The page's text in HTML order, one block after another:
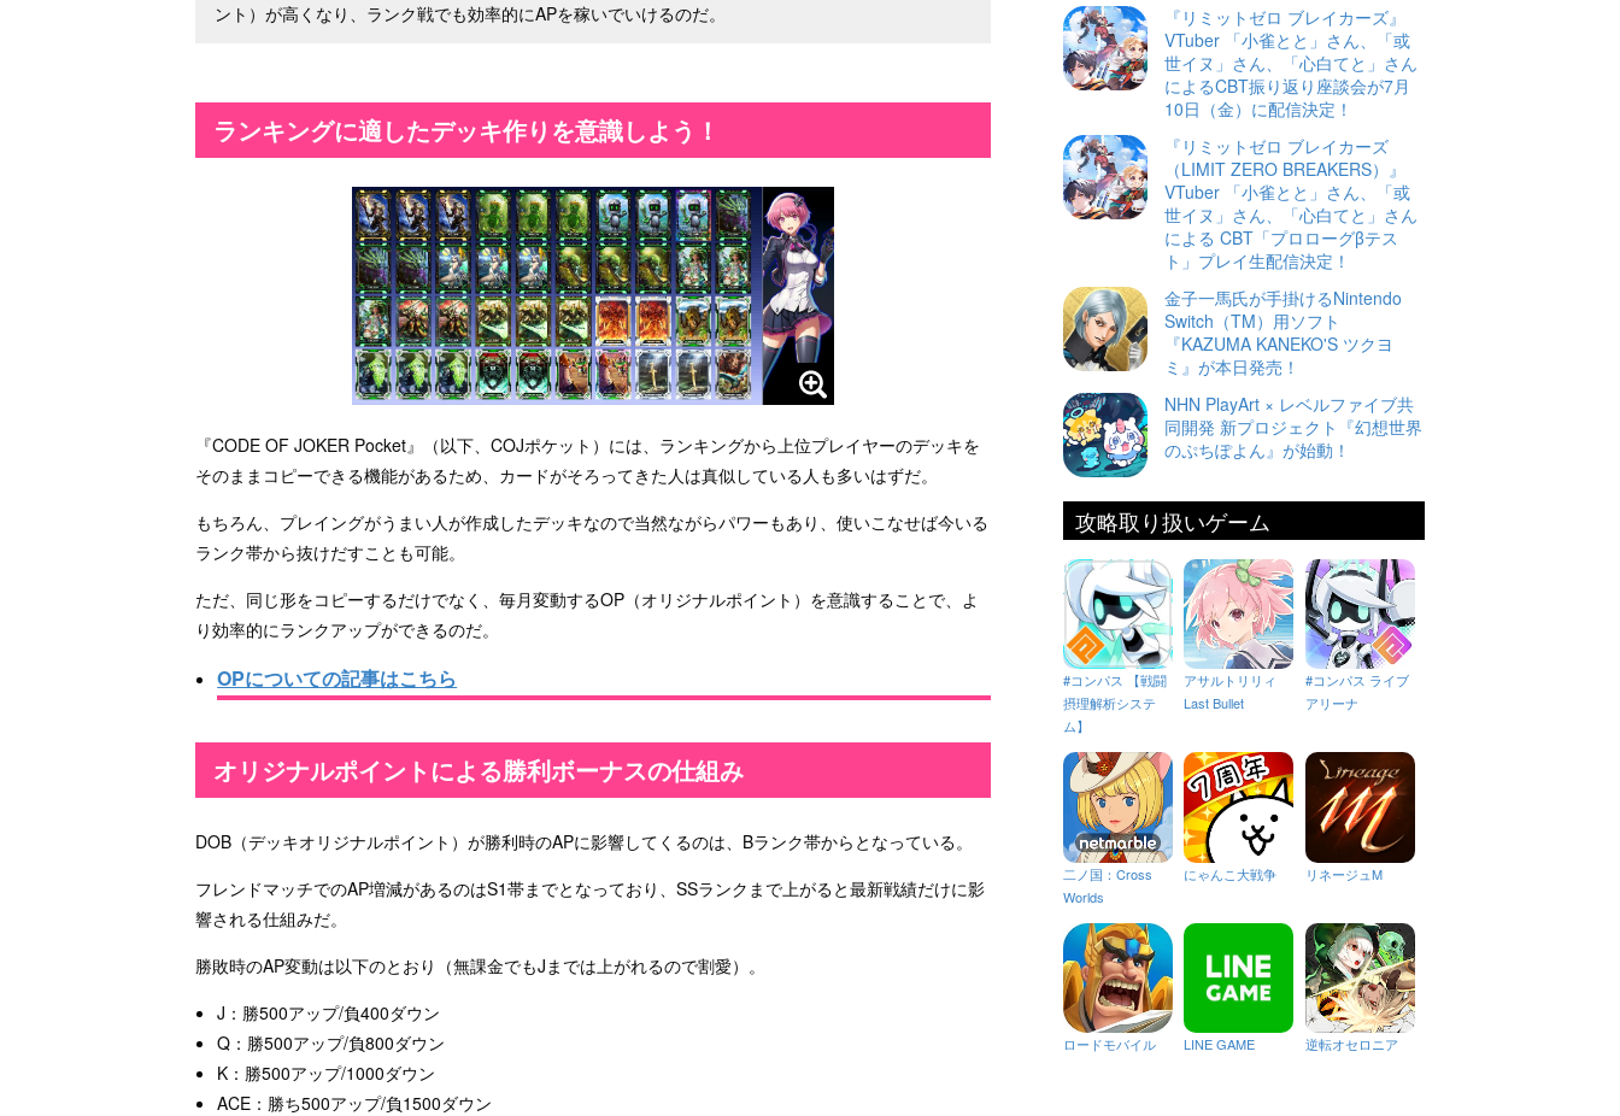
ント）が高くなり、ランク戦でも効率的にAPを稼いでいけるのだ。
ランキングに適したデッキ作りを意識しよう！
『CODE OF JOKER Pocket』（以下、COJポケット）には、ランキングから上位プレイヤーのデッキを
そのままコピーできる機能があるため、カードがそろってきた人は真似している人も多いはずだ。
もちろん、プレイングがうまい人が作成したデッキなので当然ながらパワーもあり、使いこなせば今いる
ランク帯から抜けだすことも可能。
ただ、同じ形をコピーするだけでなく、毎月変動するOP（オリジナルポイント）を意識することで、よ
り効率的にランクアップができるのだ。
OPについての記事はこちら
オリジナルポイントによる勝利ボーナスの仕組み
DOB（デッキオリジナルポイント）が勝利時のAPに影響してくるのは、Bランク帯からとなっている。
フレンドマッチでのAP増減があるのはS1帯までとなっており、SSランクまで上がると最新戦績だけに影
響される仕組みだ。
勝敗時のAP変動は以下のとおり（無課金でもJまでは上がれるので割愛）。
J：勝500アップ/負400ダウン
Q：勝500アップ/負800ダウン
K：勝500アップ/1000ダウン
ACE：勝ち500アップ/負1500ダウン
『リミットゼロ ブレイカーズ』
VTuber 「小雀とと」さん、「或
世イヌ」さん、「心白てと」さん
によるCBT振り返り座談会が7月
10日（金）に配信決定！
『リミットゼロ ブレイカーズ
（LIMIT ZERO BREAKERS）』
VTuber 「小雀とと」さん、「或
世イヌ」さん、「心白てと」さん
による CBT「プロローグβテス
ト」プレイ生配信決定！
金子一馬氏が手掛けるNintendo
Switch（TM）用ソフト
『KAZUMA KANEKO'S ツクヨ
ミ』が本日発売！
NHN PlayArt × レベルファイブ共
同開発 新プロジェクト『幻想世界
のぷちぽよん』が始動！
攻略取り扱いゲーム
#コンパス 【戦闘
摂理解析システ
ム】
アサルトリリィ
Last Bullet
#コンパス ライブ
アリーナ
二ノ国：Cross
Worlds
にゃんこ大戦争 リネージュM
ロードモバイル LINE GAME 逆転オセロニア